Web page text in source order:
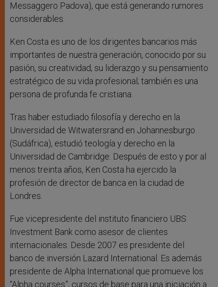
Messaggero Padova), que está generando rumores
considerables.
Ken Costa es uno de los dirigentes bancarios más
importantes de nuestra generación, conocido por su
pasión, su creatividad, su liderazgo y su pensamiento
estratégico de su vida profesional; también es una
persona de profunda fe cristiana.
Tras haber estudiado filosofía y derecho en la
Universidad de Witwatersrand en Johannesburgo
(Sudáfrica), estudió teología y derecho en la
Universidad de Cambridge. Después de esto y por al
menos treinta años, Ken Costa ha ejercido la
profesión de director de banca en la ciudad de
Londres.
Fue vicepresidente del instituto financiero UBS
Investment Bank como asesor de clientes
internacionales. Desde 2007 es presidente del
banco de inversión Lazard International. Es además
presidente de Alpha International que promueve los
“Alpha courses”, cursos de base para una iniciación a